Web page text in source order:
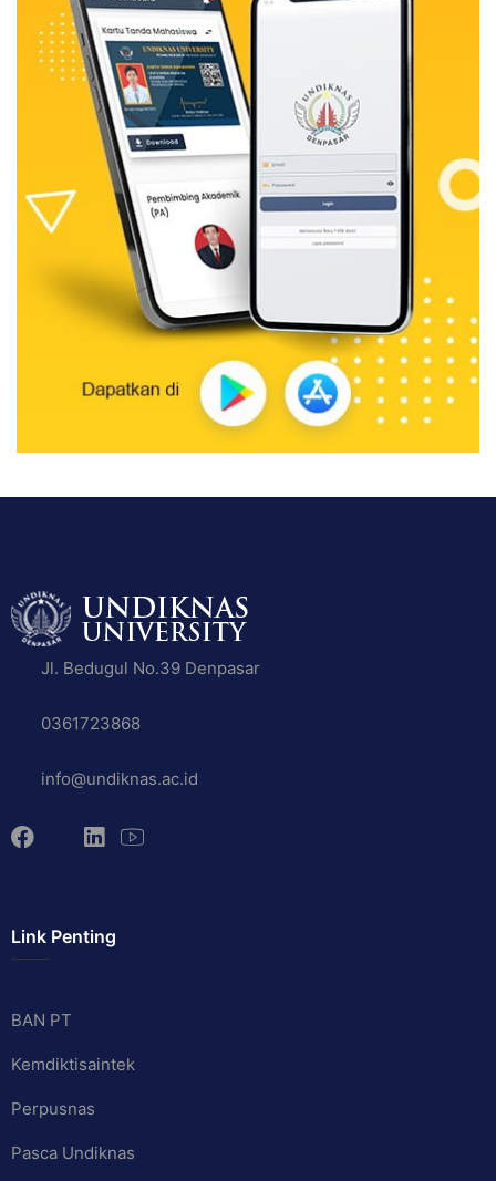
Jl. Bedugul No.39 Denpasar
0361723868
info@undiknas.ac.id
Link Penting
BAN PT
Kemdiktisaintek
Perpusnas
Pasca Undiknas